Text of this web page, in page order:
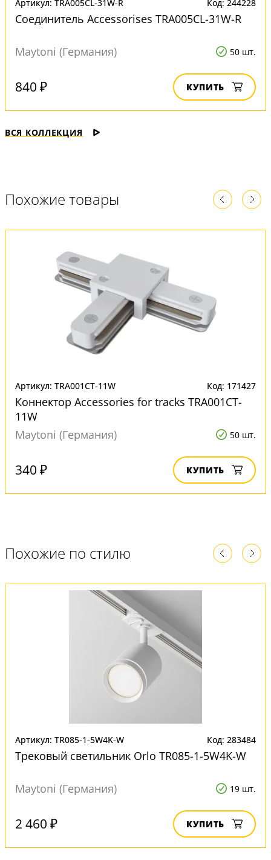
Артикул: TRA005CL-31W-R Код: 244228
Соединитель Accessorises TRA005CL-31W-R
Maytoni (Германия) 50 шт.
840 ₽ КУПИТЬ
ВСЯ КОЛЛЕКЦИЯ
Похожие товары
Артикул: TRA001CT-11W Код: 171427
Коннектор Accessories for tracks TRA001CT-
11W
Maytoni (Германия)
50 шт.
340 ₽ КУПИТЬ
Похожие по стилю
Артикул: TR085-1-5W4K-W Код: 283484
Трековый светильник Orlo TR085-1-5W4K-W
Maytoni (Германия) 19 шт.
2 460 ₽ КУПИТЬ